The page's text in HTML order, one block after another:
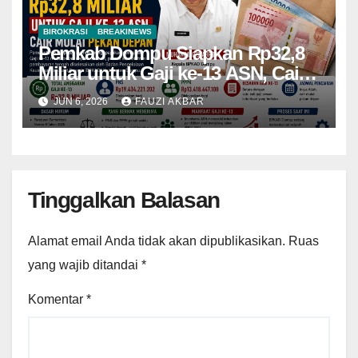
BIROKRASI BREAKINEWS
Pemkab Dompu Siapkan Rp32,8
Miliar untuk Gaji ke-13 ASN, Cair
Mulai Pekan Depan
JUN 6, 2026 FAUZI AKBAR
Tinggalkan Balasan
Alamat email Anda tidak akan dipublikasikan. Ruas
yang wajib ditandai *
Komentar *